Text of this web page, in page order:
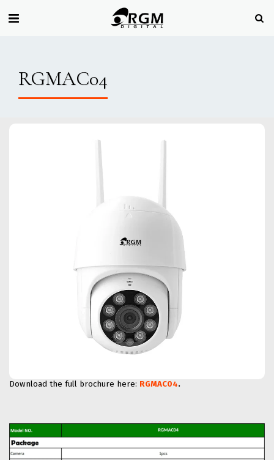
RGMAC04
Download the full brochure here: RGMAC04.